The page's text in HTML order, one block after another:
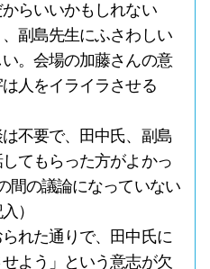
らいいかもしれない
副島先生にふさわしい
。会場の加藤さんの意
人をイライラさせる
不要で、田中氏、副島
てもらった方がよかっ
の議論になっていない
）
れた通りで、田中氏に
よう」という意志が欠